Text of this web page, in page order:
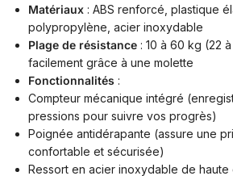
Matériaux : ABS renforcé, plastique
polypropylène, acier inoxydable
Plage de résistance : 10 à 60 kg (22
facilement grâce à une molette
Fonctionnalités :
Compteur mécanique intégré
pressions pour suivre vos progrès)
Poignée antidérapante (assure une
confortable et sécurisée)
Ressort en acier inoxydable de